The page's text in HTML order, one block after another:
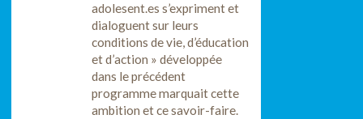
adolesent.es s’expriment et
dialoguent sur leurs
conditions de vie, d’éducation
et d’action » développée
dans le précédent
programme marquait cette
ambition et ce savoir-faire.